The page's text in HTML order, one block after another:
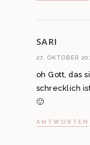
SARI
27. OKTOBER
oh Gott, das
schrecklich
🙂
ANTWORTEN